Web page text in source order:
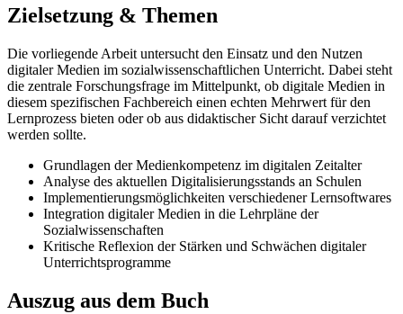
Zielsetzung & Themen
Die vorliegende Arbeit untersucht den Einsatz und den Nutzen
digitaler Medien im sozialwissenschaftlichen Unterricht. Dabei steht
die zentrale Forschungsfrage im Mittelpunkt, ob digitale Medien in
diesem spezifischen Fachbereich einen echten Mehrwert für den
Lernprozess bieten oder ob aus didaktischer Sicht darauf verzichtet
werden sollte.
Grundlagen der Medienkompetenz im digitalen Zeitalter
Analyse des aktuellen Digitalisierungsstands an Schulen
Implementierungsmöglichkeiten verschiedener Lernsoftwares
Integration digitaler Medien in die Lehrpläne der
Sozialwissenschaften
Kritische Reflexion der Stärken und Schwächen digitaler
Unterrichtsprogramme
Auszug aus dem Buch